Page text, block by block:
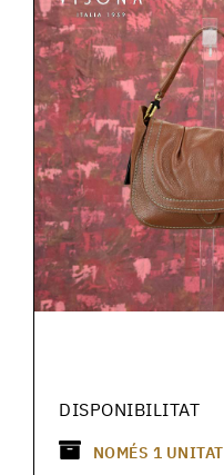
DISPONIBILITAT
NOMÉS 1 UNITAT